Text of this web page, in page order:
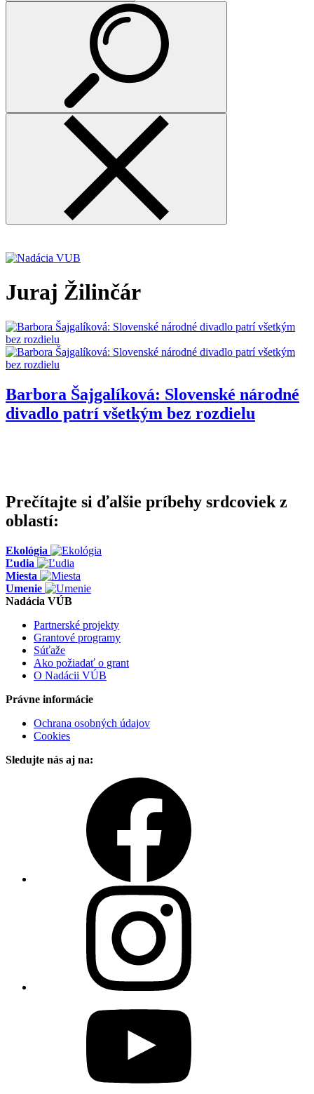
Juraj Žilinčár
Barbora Šajgalíková: Slovenské národné
divadlo patrí všetkým bez rozdielu
Prečítajte si ďalšie príbehy srdcoviek z
oblastí:
Ekológia
Ľudia
Miesta
Umenie
Nadácia VÚB
Partnerské projekty
Grantové programy
Súťaže
Ako požiadať o grant
O Nadácii VÚB
Právne informácie
Ochrana osobných údajov
Cookies
Sledujte nás aj na: